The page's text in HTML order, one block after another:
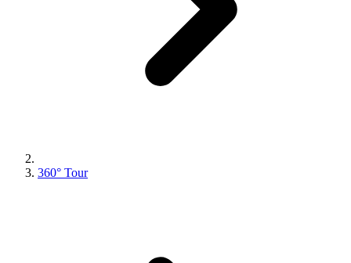
360° Tour